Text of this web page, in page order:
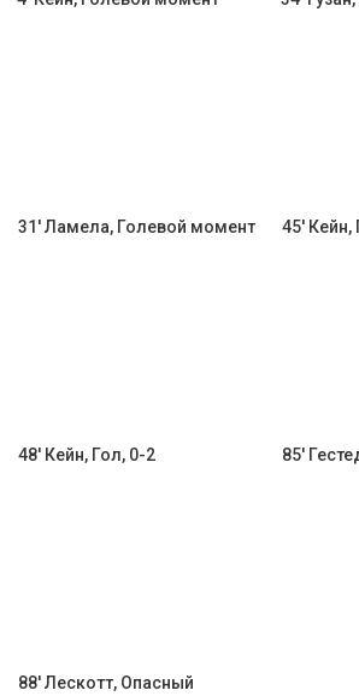
31' Ламела, Голевой момент 45' Кейн,
48' Кейн, Гол, 0-2 85'
88' Лескотт, Опасный